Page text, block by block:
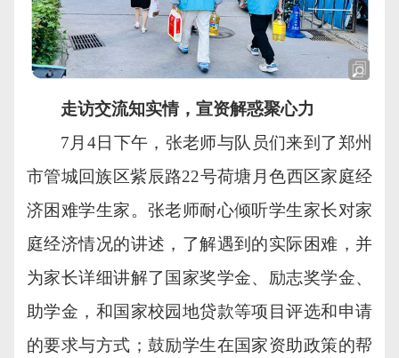
走访交流知实情，宣资解惑聚心力
7月4日下午，张老师与队员们来到了郑州
市管城回族区紫辰路22号荷塘月色西区家庭经
济困难学生家。张老师耐心倾听学生家长对家
庭经济情况的讲述，了解遇到的实际困难，并
为家长详细讲解了国家奖学金、励志奖学金、
助学金，和国家校园地贷款等项目评选和申请
的要求与方式；鼓励学生在国家资助政策的帮